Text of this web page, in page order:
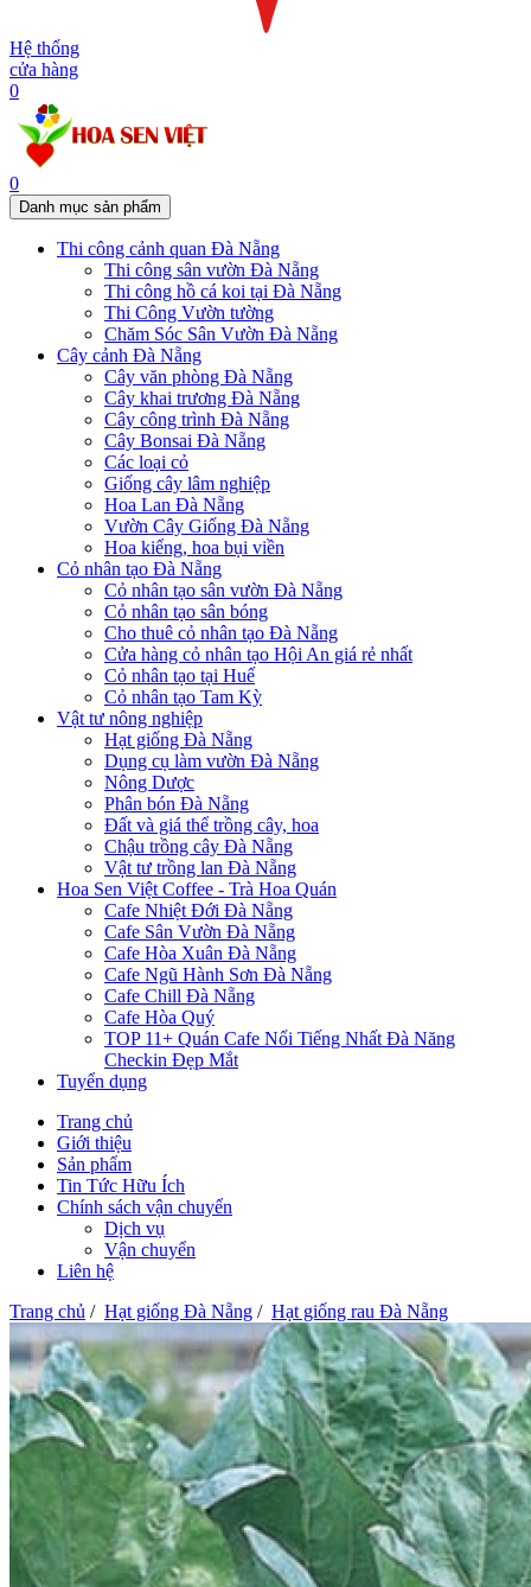
Hệ thống
cửa hàng
0
0
Danh mục sản phẩm
Thi công cảnh quan Đà Nẵng
Thi công sân vườn Đà Nẵng
Thi công hồ cá koi tại Đà Nẵng
Thi Công Vườn tường
Chăm Sóc Sân Vườn Đà Nẵng
Cây cảnh Đà Nẵng
Cây văn phòng Đà Nẵng
Cây khai trương Đà Nẵng
Cây công trình Đà Nẵng
Cây Bonsai Đà Nẵng
Các loại cỏ
Giống cây lâm nghiệp
Hoa Lan Đà Nẵng
Vườn Cây Giống Đà Nẵng
Hoa kiểng, hoa bụi viền
Cỏ nhân tạo Đà Nẵng
Cỏ nhân tạo sân vườn Đà Nẵng
Cỏ nhân tạo sân bóng
Cho thuê cỏ nhân tạo Đà Nẵng
Cửa hàng cỏ nhân tạo Hội An giá rẻ nhất
Cỏ nhân tạo tại Huế
Cỏ nhân tạo Tam Kỳ
Vật tư nông nghiệp
Hạt giống Đà Nẵng
Dụng cụ làm vườn Đà Nẵng
Nông Dược
Phân bón Đà Nẵng
Đất và giá thể trồng cây, hoa
Chậu trồng cây Đà Nẵng
Vật tư trồng lan Đà Nẵng
Hoa Sen Việt Coffee - Trà Hoa Quán
Cafe Nhiệt Đới Đà Nẵng
Cafe Sân Vườn Đà Nẵng
Cafe Hòa Xuân Đà Nẵng
Cafe Ngũ Hành Sơn Đà Nẵng
Cafe Chill Đà Nẵng
Cafe Hòa Quý
TOP 11+ Quán Cafe Nổi Tiếng Nhất Đà Năng
Checkin Đẹp Mắt
Tuyển dụng
Trang chủ
Giới thiệu
Sản phẩm
Tin Tức Hữu Ích
Chính sách vận chuyển
Dịch vụ
Vận chuyển
Liên hệ
Trang chủ / Hạt giống Đà Nẵng / Hạt giống rau Đà Nẵng